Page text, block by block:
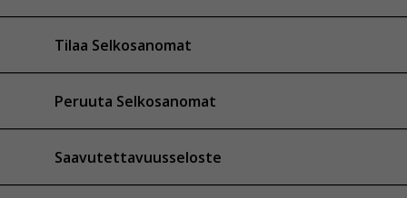
Tilaa Selkosanomat
Peruuta Selkosanomat
Saavutettavuusseloste